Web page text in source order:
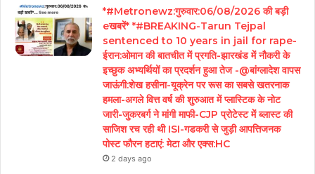
*#Metronewz:गुरुवार:06/08/2026 की बड़ी
eखबरें* *#BREAKING-Tarun Tejpal
sentenced to 10 years in jail for rape-
ईरान:ओमान की बातचीत में प्रगति-झारखंड में नौकरी के
इच्छुक अभ्यर्थियों का प्रदर्शन हुआ तेज -@बांग्लादेश वापस
जाऊंगी:शेख हसीना-यूक्रेन पर रूस का सबसे खतरनाक
हमला-अगले वित्त वर्ष की शुरुआत में प्लास्टिक के नोट
जारी-जुकरबर्ग ने मांगी माफी-CJP प्रोटेस्ट में ब्लास्ट की
साजिश रच रही थी ISI-गडकरी से जुड़ी आपत्तिजनक
पोस्ट फौरन हटाएं: मेटा और एक्स:HC
2 days ago